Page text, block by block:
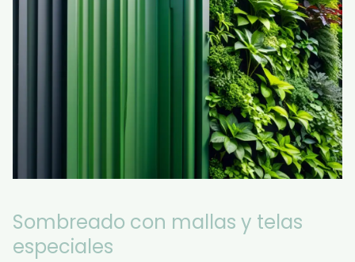
Sombreado con mallas y telas
especiales